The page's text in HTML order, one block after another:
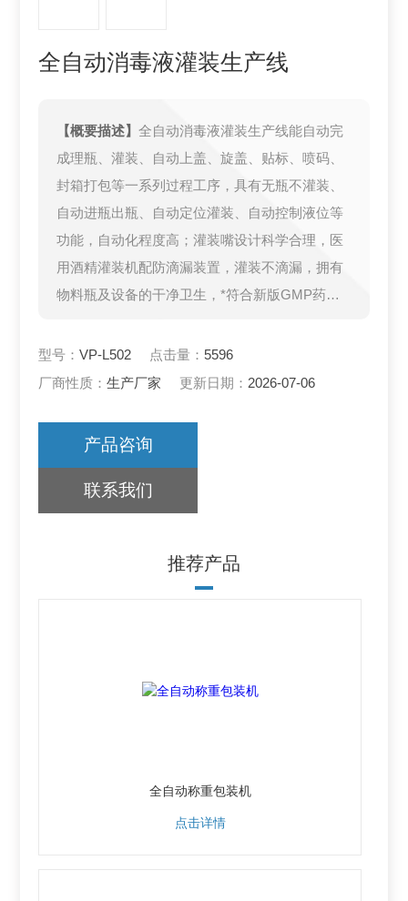
全自动消毒液灌装生产线
【概要描述】全自动消毒液灌装生产线能自动完
成理瓶、灌装、自动上盖、旋盖、贴标、喷码、
封箱打包等一系列过程工序，具有无瓶不灌装、
自动进瓶出瓶、自动定位灌装、自动控制液位等
功能，自动化程度高；灌装嘴设计科学合理，医
用酒精灌装机配防滴漏装置，灌装不滴漏，拥有
物料瓶及设备的干净卫生，*符合新版GMP药品
型号：VP-L502 点击量： 5596
厂商性质：生产厂家 更新日期：2026-07-06
产品咨询
联系我们
推荐产品
全自动称重包装机
点击详情